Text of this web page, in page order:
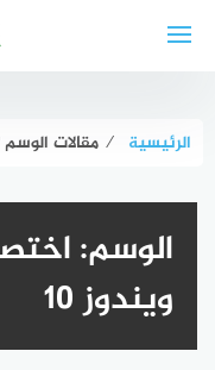
الرئيسية ⁄ مقالات الوسم
الوسم:
ويندوز 10